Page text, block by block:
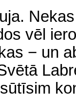
vēl
− un